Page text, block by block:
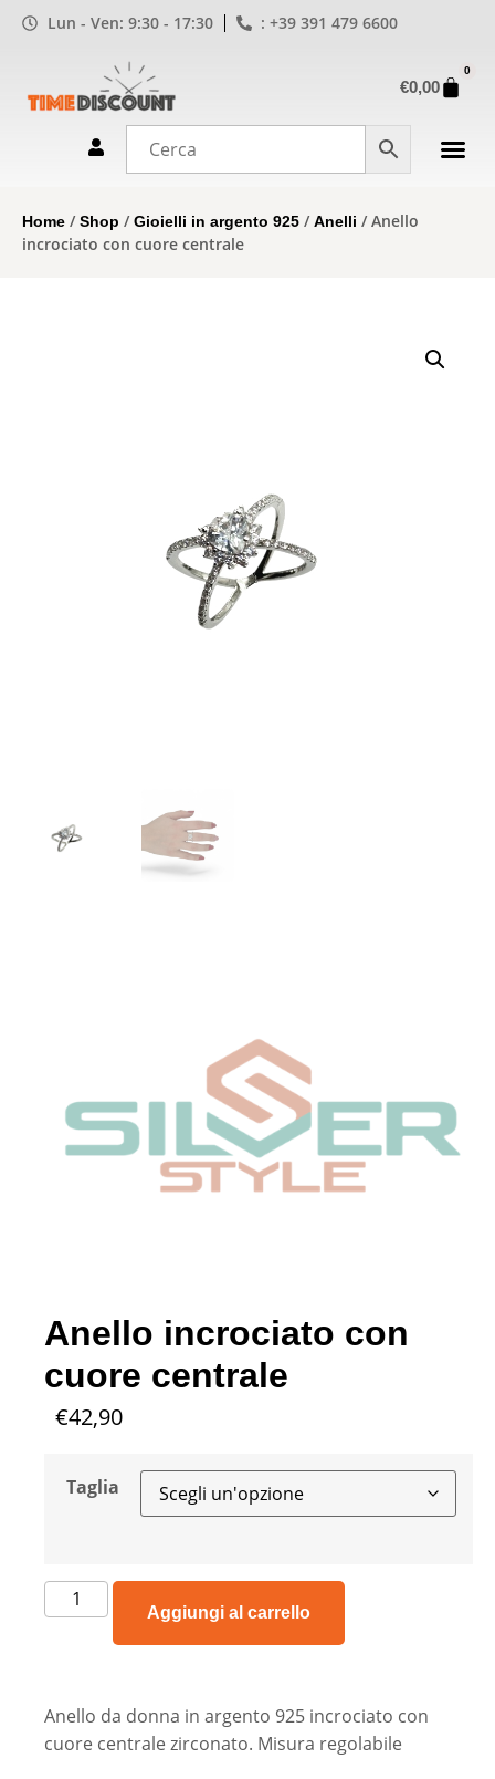
Lun - Ven: 9:30 - 17:30 : +39 391 479 6600
€0,00
0
Home /Shop /Gioielli in argento 925 /Anelli / Anello
incrociato con cuore centrale
Anello incrociato con
cuore centrale
€42,90
Taglia
Aggiungi al carrello
Anello da donna in argento 925 incrociato con
cuore centrale zirconato. Misura regolabile